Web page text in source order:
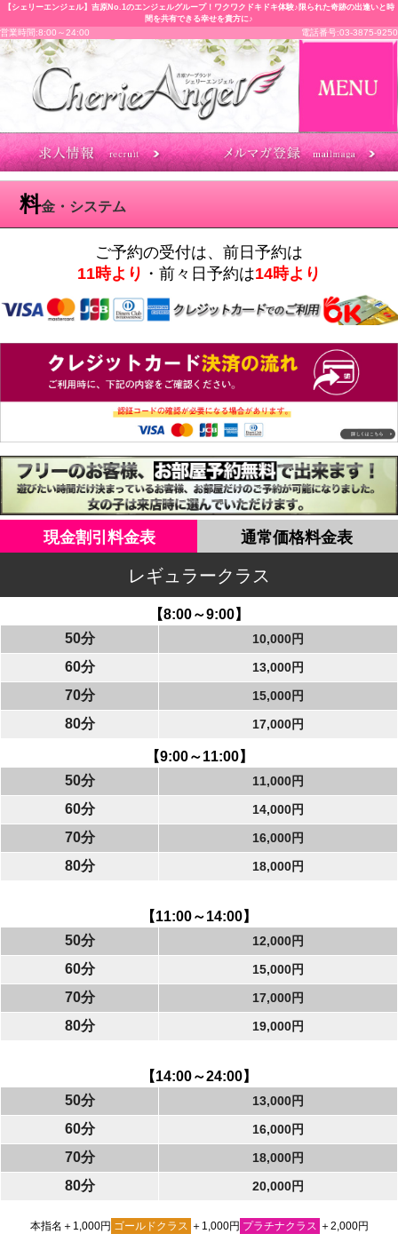
【シェリーエンジェル】吉原No.1のエンジェルグループ！ワクワクドキドキ体験♪限られた奇跡の出逢いと時
間を共有できる幸せを貴方に♪
営業時間:8:00～24:00 電話番号:03-3875-9250
料金・システム
ご予約の受付は、前日予約は
11時より ・前々日予約は14時より
現金割引料金表 通常価格料金表
レギュラークラス
【8:00～9:00】
50分
10,000円
60分 13,000円
70分 15,000円
80分 17,000円
【9:00～11:00】
50分
11,000円
60分 14,000円
70分 16,000円
80分 18,000円
【11:00～14:00】
50分
12,000円
60分 15,000円
70分 17,000円
80分 19,000円
【14:00～24:00】
50分
13,000円
60分 16,000円
70分 18,000円
80分 20,000円
本指名＋1,000円 ゴールドクラス ＋1,000円 プラチナクラス ＋2,000円